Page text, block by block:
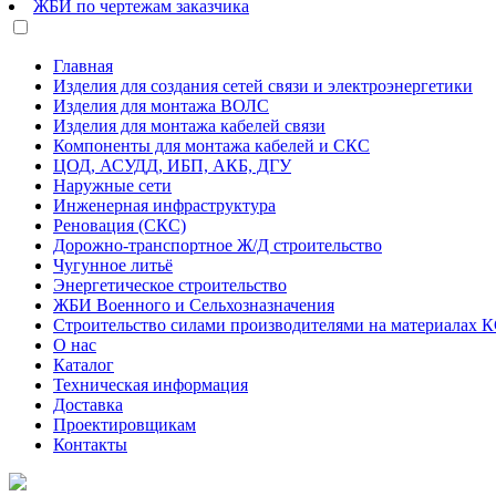
ЖБИ по чертежам заказчика
Главная
Изделия для создания сетей связи и электроэнергетики
Изделия для монтажа ВОЛС
Изделия для монтажа кабелей связи
Компоненты для монтажа кабелей и СКС
ЦОД, АСУДД, ИБП, АКБ, ДГУ
Наружные сети
Инженерная инфраструктура
Реновация (СКС)
Дорожно-транспортное Ж/Д строительство
Чугунное литьё
Энергетическое строительство
ЖБИ Военного и Сельхозназначения
Строительство силами производителями на материалах
О нас
Каталог
Техническая информация
Доставка
Проектировщикам
Контакты